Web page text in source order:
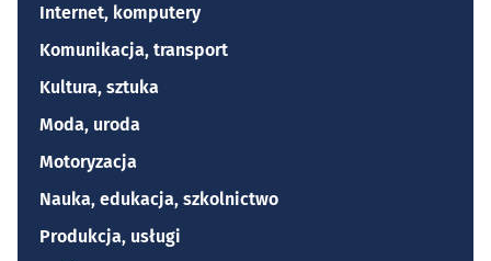
Internet, komputery
Komunikacja, transport
Kultura, sztuka
Moda, uroda
Motoryzacja
Nauka, edukacja, szkolnictwo
Produkcja, usługi